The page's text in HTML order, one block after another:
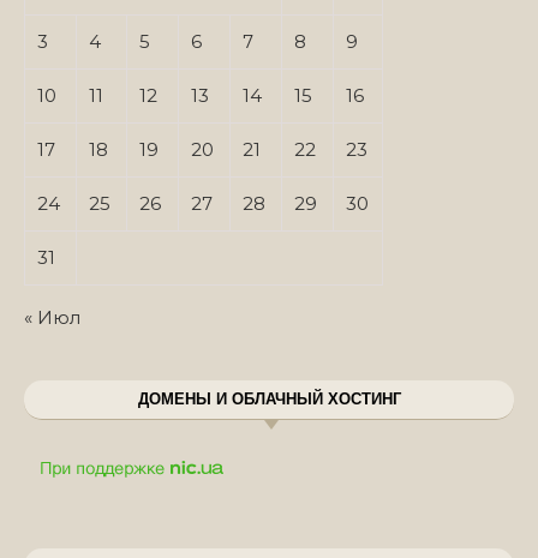
3 4 5 6 7 8 9
10 11 12 13 14 15 16
17 18 19 20 21 22 23
24 25 26 27 28 29 30
31
« Июл
ДОМЕНЫ И ОБЛАЧНЫЙ ХОСТИНГ